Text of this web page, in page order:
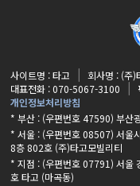
사이트명 : 타고 회사명 : (주)
대표전화 : 070-5067-3100
개인정보처리방침
* 부산 : (우편번호 47590) 부산
* 서울 : (우편번호 08507) 서울
8층 802호 (주)타고모빌리티
* 지점 : (우편번호 07791) 서울
호 타고 (마곡동)